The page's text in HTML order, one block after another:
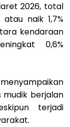
2026, total
naik 1,7%
kendaraan
0,6%
mudik berjalan
terjadi